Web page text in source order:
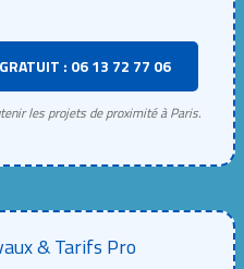
: 06 13 72 77 06
les projets de proximité à Paris.
& Tarifs Pro